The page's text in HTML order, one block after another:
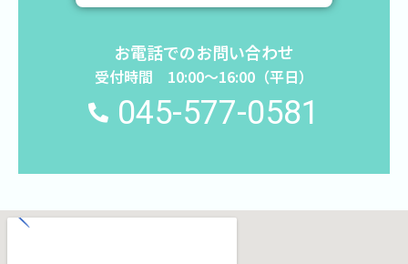
お電話でのお問い合わせ
受付時間 10:00〜16:00（平日）
045-577-0581